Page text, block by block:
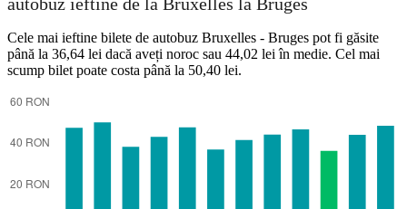
autobuz ieftine de la Bruxelles la Bruges
Cele mai ieftine bilete de autobuz Bruxelles - Bruges pot fi găsite
până la 36,64 lei dacă aveți noroc sau 44,02 lei în medie. Cel mai
scump bilet poate costa până la 50,40 lei.